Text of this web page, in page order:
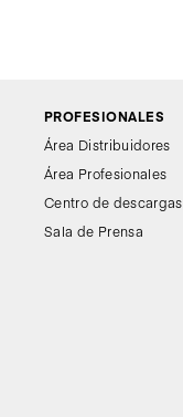
PROFESIONALES
Área Distribuidores
Área Profesionales
Centro de descargas
Sala de Prensa